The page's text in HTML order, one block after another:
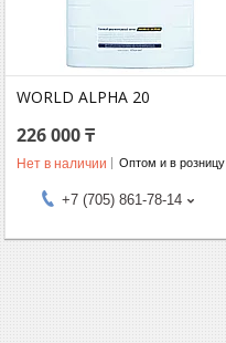
WORLD ALPHA 20
226 000 ₸
Нет в наличии Оптом и в розницу
+7 (705) 861-78-14